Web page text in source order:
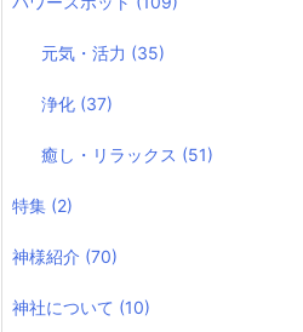
元気・活力 (35)
浄化 (37)
癒し・リラックス (51)
特集 (2)
神様紹介 (70)
神社について (10)